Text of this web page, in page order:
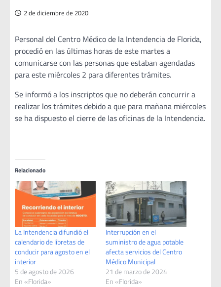
2 de diciembre de 2020
Personal del Centro Médico de la Intendencia de Florida,
procedió en las últimas horas de este martes a
comunicarse con las personas que estaban agendadas
para este miércoles 2 para diferentes trámites.
Se informó a los inscriptos que no deberán concurrir a
realizar los trámites debido a que para mañana miércoles
se ha dispuesto el cierre de las oficinas de la Intendencia.
Relacionado
La Intendencia difundió el
calendario de libretas de
conducir para agosto en el
interior
5 de agosto de 2026
En «Florida»
Interrupción en el
suministro de agua potable
afecta servicios del Centro
Médico Municipal
21 de marzo de 2024
En «Florida»